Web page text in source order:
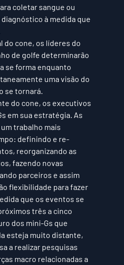
coletar sangue ou
à medida que
do cone, os líderes do
de golfe determinarão
se forma enquanto
uma visão do
se tornará.
do cone, os executivos
em sua estratégia. As
trabalho mais
definindo e re-
, reorganizando as
, fazendo novas
parceiros e assim
flexibilidade para fazer
que os eventos se
três a cinco
dos mini-Gs que
esteja muito distante,
a realizar pesquisas
macro relacionadas a